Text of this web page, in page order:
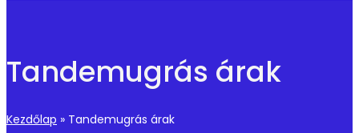
Tandemugrás árak
Kezdőlap » Tandemugrás árak